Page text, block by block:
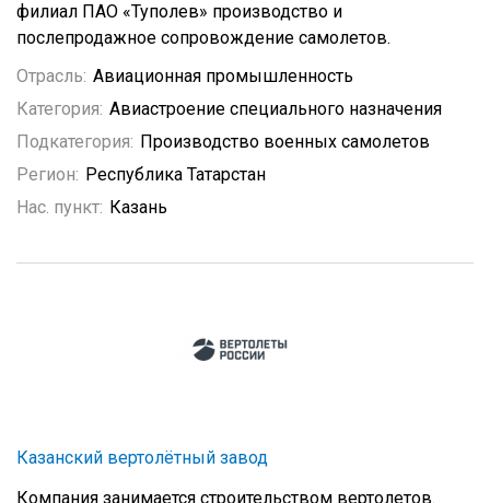
филиал ПАО «Туполев» производство и
послепродажное сопровождение самолетов.
Отрасль: Авиационная промышленность
Категория: Авиастроение специального назначения
Подкатегория: Производство военных самолетов
Регион: Республика Татарстан
Нас. пункт: Казань
Казанский вертолётный завод
Компания занимается строительством вертолетов.